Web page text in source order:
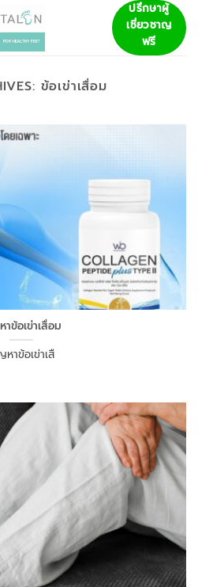
ปรึกษาผู้
เชี่ยวชาญ
ฟรี
ข้อเข่าเสื่อม
ข้อเข่าเสื่อม
าข้อเข่าเสื